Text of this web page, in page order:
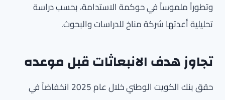
وتطوراً ملموساً في حوكمة الاستدامة، بحسب دراسة
تحليلية أعدتها شركة مناخ للدراسات والبحوث.
تجاوز هدف الانبعاثات قبل موعده
حقق بنك الكويت الوطني خلال عام 2025 انخفاضاً في